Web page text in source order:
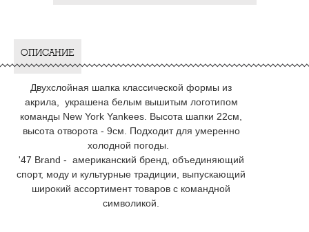
ОПИСАНИЕ
Двухслойная шапка классической формы из
акрила, украшена белым вышитым логотипом
команды New York Yankees. Высота шапки 22см,
высота отворота - 9см. Подходит для умеренно
холодной погоды.
'47 Brand - американский бренд, объединяющий
спорт, моду и культурные традиции, выпускающий
широкий ассортимент товаров с командной
символикой.